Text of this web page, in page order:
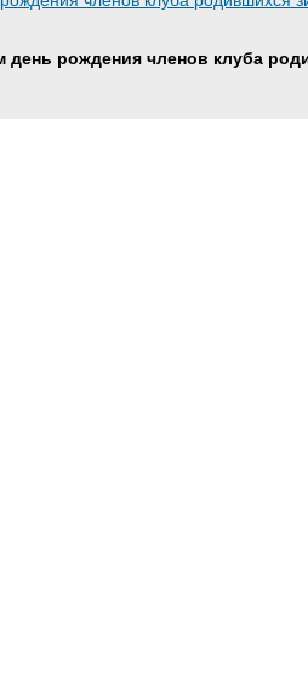
день рождения членов клуба